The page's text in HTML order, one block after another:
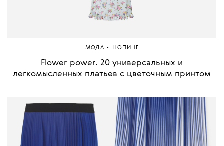
МОДА • ШОПИНГ
Flower power. 20 универсальных и
легкомысленных платьев с цветочным принтом